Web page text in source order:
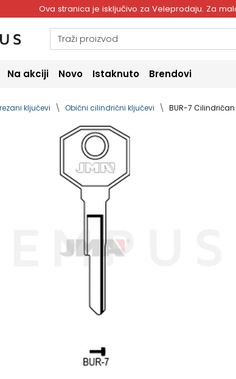
Ova stranica je isključivo za Veleprodaju. Za
Na akciji Novo Istaknuto Brendovi
ključevi Obični cilindrični ključevi BUR-7 Cilindričan